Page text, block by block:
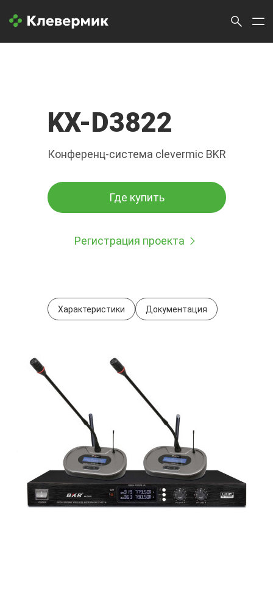
KX-D3822
Конференц-система clevermic BKR
Где купить
Регистрация проекта
Характеристики Документация